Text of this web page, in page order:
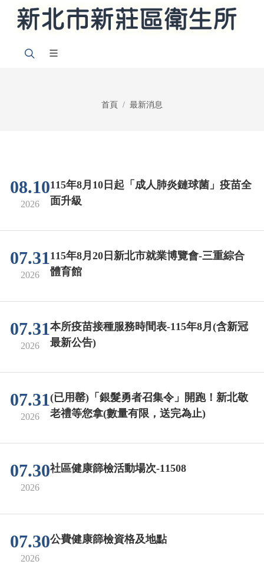
首頁 最新消息
08.10
2026
115年8月10日起「成人肺炎鏈球菌」疫苗全
面升級
07.31
2026
115年8月20日新北市就業博覽會-三重綜合
體育館
07.31
2026
本所疫苗接種服務時間表-115年8月(含新冠
最新公告)
07.31
2026
(已用罄)「銀髮勇者召集令」開跑！新北敬
老禮等您拿(數量有限，送完為止)
07.30
2026
社區健康篩檢活動場次-11508
07.30
2026
公費健康篩檢資格及地點